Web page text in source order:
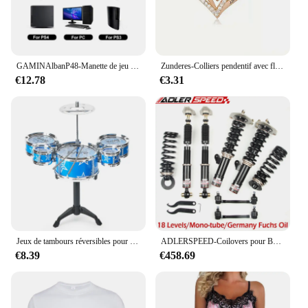
€12.78
Zunderes-Colliers pendentif avec fleur de rose pour femme, je t'aime, bijoux de mariage, rouge, luxe, je t'aime, boîte cadeau pour petite amie, cadeaux de la présidence, 2024
€3.31
€8.39
ADLERSPEED-Coilovers pour BMW Série 4, 14-18, 428i, 430i, 435i, 440i, 18 voies Adj. Ressorts d'amortisseur
€458.69